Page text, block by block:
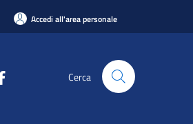
Accedi all'area personale
Cerca